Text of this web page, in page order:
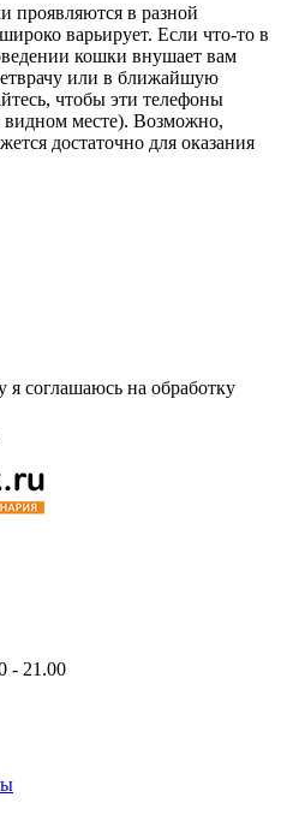
проявляются в разной
варьирует. Если что-то в
кошки внушает вам
или в ближайшую
чтобы эти телефоны
видном месте). Возможно,
достаточно для оказания
соглашаюсь на обработку
- 21.00